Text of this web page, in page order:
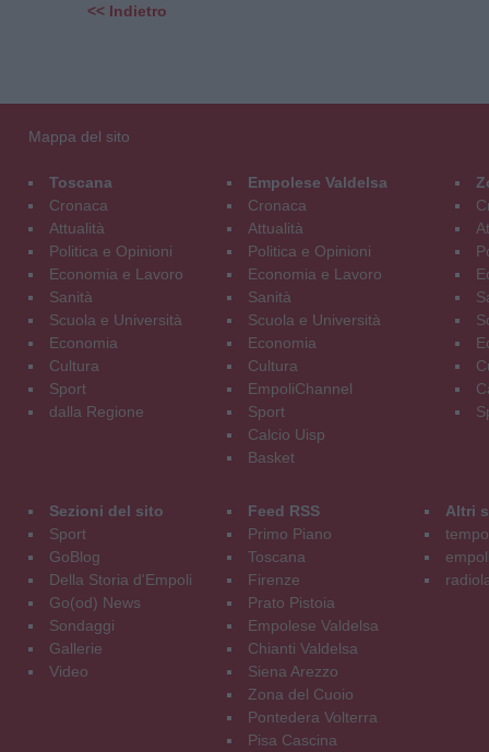
<< Indietro
Mappa del sito
Toscana
Cronaca
Attualità
Politica e Opinioni
Economia e Lavoro
Sanità
Scuola e Università
Economia
Cultura
Sport
dalla Regione
Empolese Valdelsa
Cronaca
Attualità
Politica e Opinioni
Economia e Lavoro
Sanità
Scuola e Università
Economia
Cultura
EmpoliChannel
Sport
Calcio Uisp
Basket
Sezioni del sito
Sport
GoBlog
Della Storia d'Empoli
Go(od) News
Sondaggi
Gallerie
Video
Feed RSS
Primo Piano
Toscana
Firenze
Prato Pistoia
Empolese Valdelsa
Chianti Valdelsa
Siena Arezzo
Zona del Cuoio
Pontedera Volterra
Pisa Cascina
Altri